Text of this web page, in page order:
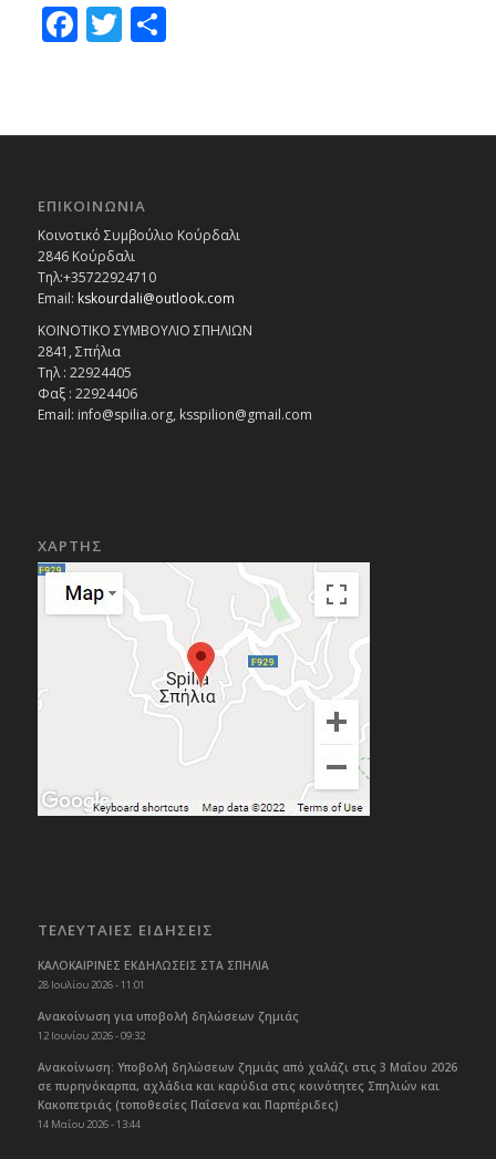
Facebook
Twitter
Μοιραστείτε
ΕΠΙΚΟΙΝΩΝΙΑ
Κοινοτικό Συμβούλιο Κούρδαλι
2846 Κούρδαλι
Τηλ:+35722924710
Email: kskourdali@outlook.com
ΚΟΙΝΟΤΙΚΟ ΣΥΜΒΟΥΛΙΟ ΣΠΗΛΙΩΝ
2841, Σπήλια
Τηλ : 22924405
Φαξ : 22924406
Email: info@spilia.org, ksspilion@gmail.com
ΧΑΡΤΗΣ
ΤΕΛΕΥΤΑΙΕΣ ΕΙΔΗΣΕΙΣ
ΚΑΛΟΚΑΙΡΙΝΕΣ ΕΚΔΗΛΩΣΕΙΣ ΣΤΑ ΣΠΗΛΙΑ
28 Ιουλίου 2026 - 11:01
Ανακοίνωση για υποβολή δηλώσεων ζημιάς
12 Ιουνίου 2026 - 09:32
Ανακοίνωση: Υποβολή δηλώσεων ζημιάς από χαλάζι στις 3 Μαΐου 2026
σε πυρηνόκαρπα, αχλάδια και καρύδια στις κοινότητες Σπηλιών και
Κακοπετριάς (τοποθεσίες Παΐσενα και Παρπέριδες)
14 Μαΐου 2026 - 13:44